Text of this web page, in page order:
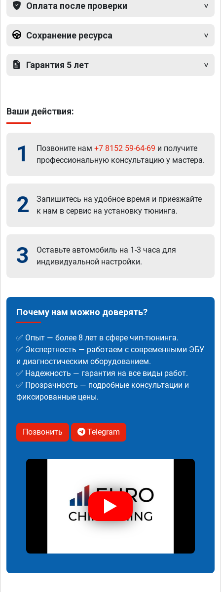
Оплата после проверки
Сохранение ресурса
Гарантия 5 лет
Ваши действия:
1 Позвоните нам +7 8152 59-64-69 и получите
профессиональную консультацию у мастера.
2
Запишитесь на удобное время и приезжайте
к нам в сервис на установку тюнинга.
3
Оставьте автомобиль на 1-3 часа для
индивидуальной настройки.
Почему нам можно доверять?
✅ Опыт — более 8 лет в сфере чип-тюнинга.
✅ Экспертность — работаем с современными ЭБУ
и диагностическим оборудованием.
✅ Надежность — гарантия на все виды работ.
✅ Прозрачность — подробные консультации и
фиксированные цены.
Позвонить Telegram